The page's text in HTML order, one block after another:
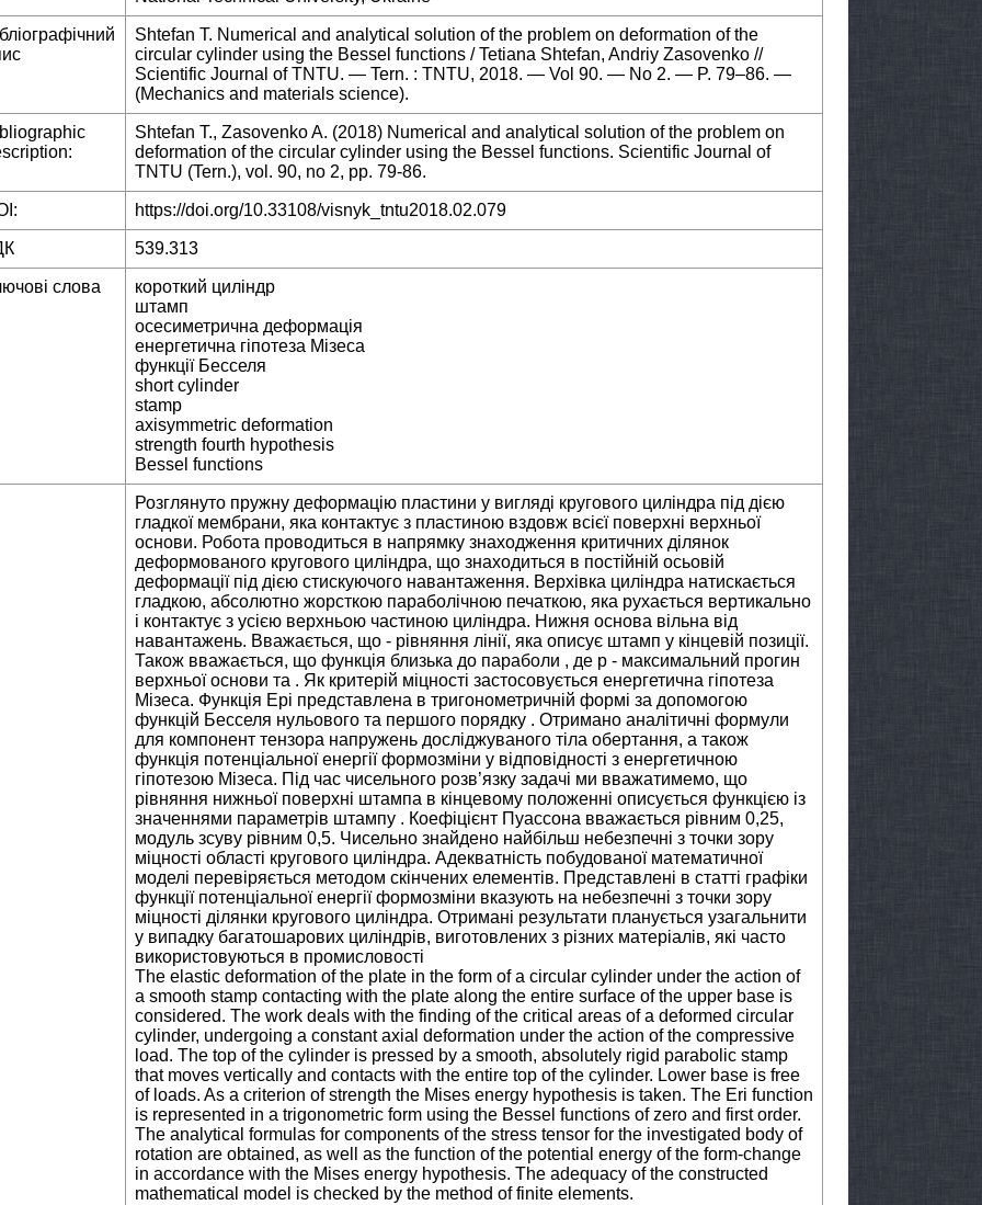
Shtefan T. Numerical and analytical solution of the problem on deformation of the
circular cylinder using the Bessel functions / Tetiana Shtefan, Andriy Zasovenko //
Scientific Journal of TNTU. — Tern. : TNTU, 2018. — Vol 90. — No 2. — P. 79–86. —
(Mechanics and materials science).
Shtefan T., Zasovenko A. (2018) Numerical and analytical solution of the problem on
deformation of the circular cylinder using the Bessel functions. Scientific Journal of
TNTU (Tern.), vol. 90, no 2, pp. 79-86.
https://doi.org/10.33108/visnyk_tntu2018.02.079
539.313
слова
короткий циліндр
штамп
осесиметрична деформація
енергетична гіпотеза Мізеса
функції Бесселя
short cylinder
stamp
axisymmetric deformation
strength fourth hypothesis
Bessel functions
Розглянуто пружну деформацію пластини у вигляді кругового циліндра під дією
гладкої мембрани, яка контактує з пластиною вздовж всієї поверхні верхньої
основи. Робота проводиться в напрямку знаходження критичних ділянок
деформованого кругового циліндра, що знаходиться в постійній осьовій
деформації під дією стискуючого навантаження. Верхівка циліндра натискається
гладкою, абсолютно жорсткою параболічною печаткою, яка рухається вертикально
і контактує з усією верхньою частиною циліндра. Нижня основа вільна від
навантажень. Вважається, що - рівняння лінії, яка описує штамп у кінцевій позиції.
Також вважається, що функція близька до параболи , де p - максимальний прогин
верхньої основи та . Як критерій міцності застосовується енергетична гіпотеза
Мізеса. Функція Ері представлена в тригонометричній формі за допомогою
функцій Бесселя нульового та першого порядку . Отримано аналітичні формули
для компонент тензора напружень досліджуваного тіла обертання, а також
функція потенціальної енергії формозміни у відповідності з енергетичною
гіпотезою Мізеса. Під час чисельного розв’язку задачі ми вважатимемо, що
рівняння нижньої поверхні штампа в кінцевому положенні описується функцією із
значеннями параметрів штампу . Коефіцієнт Пуассона вважається рівним 0,25,
модуль зсуву рівним 0,5. Чисельно знайдено найбільш небезпечні з точки зору
міцності області кругового циліндра. Адекватність побудованої математичної
моделі перевіряється методом скінчених елементів. Представлені в статті графіки
функції потенціальної енергії формозміни вказують на небезпечні з точки зору
міцності ділянки кругового циліндра. Отримані результати планується узагальнити
у випадку багатошарових циліндрів, виготовлених з різних матеріалів, які часто
використовуються в промисловості
The elastic deformation of the plate in the form of a circular cylinder under the action of
a smooth stamp contacting with the plate along the entire surface of the upper base is
considered. The work deals with the finding of the critical areas of a deformed circular
cylinder, undergoing a constant axial deformation under the action of the compressive
load. The top of the cylinder is pressed by a smooth, absolutely rigid parabolic stamp
that moves vertically and contacts with the entire top of the cylinder. Lower base is free
of loads. As a criterion of strength the Mises energy hypothesis is taken. The Eri function
is represented in a trigonometric form using the Bessel functions of zero and first order.
The analytical formulas for components of the stress tensor for the investigated body of
rotation are obtained, as well as the function of the potential energy of the form-change
in accordance with the Mises energy hypothesis. The adequacy of the constructed
mathematical model is checked by the method of finite elements.